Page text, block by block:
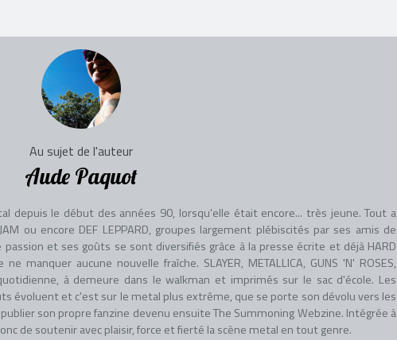
Au sujet de l'auteur
Aude Paquot
depuis le début des années 90, lorsqu'elle était encore... très jeune. Tout a
ou encore DEF LEPPARD, groupes largement plébiscités par ses amis de
et ses goûts se sont diversifiés grâce à la presse écrite et déjà HARD
manquer aucune nouvelle fraîche. SLAYER, METALLICA, GUNS 'N' ROSES,
à demeure dans le walkman et imprimés sur le sac d'école. Les
évoluent et c'est sur le metal plus extrême, que se porte son dévolu vers les
son propre fanzine devenu ensuite The Summoning Webzine. Intégrée à
de soutenir avec plaisir, force et fierté la scène metal en tout genre.